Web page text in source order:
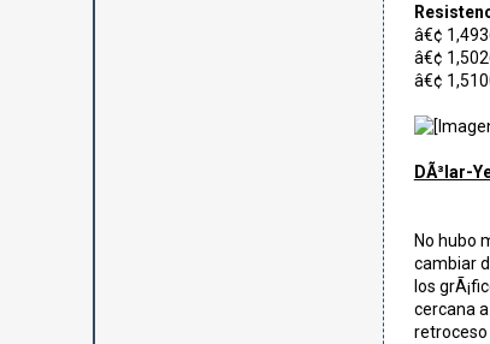
â€¢
â€¢
â€¢
DÃ³lar-
No hubo
cambiar
los
cercana
retroceso